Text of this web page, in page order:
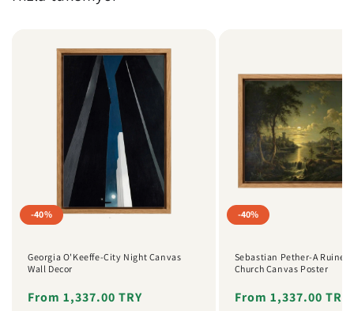
-40%
Georgia O'Keeffe-City Night Canvas
Wall Decor
Regular
Sale
From 1,337.00 TRY
-40%
Sebastian Pether-A Ruined
Church Canvas Poster
Regular
Sale
From 1,337.00 TRY